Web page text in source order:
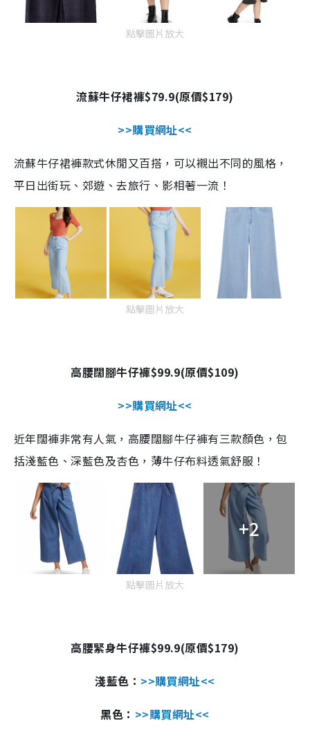
點擊圖片放大
流蘇牛仔裙褲$79.9(原價$179)
>>購買網址<<
流蘇牛仔裙褲款式休閒又百搭，可以襯出不同的風格，
平日出街玩、郊遊、去旅行、影相著一流！
點擊圖片放大
高腰闊腳牛仔褲$99.9(原價$109)
>>購買網址<<
近年闊褲非常有人氣，高腰闊腳牛仔褲有三款顏色，包
括淺藍色、深藍色及杏色，薄牛仔布料透氣舒服！
+2
點擊圖片放大
高腰緊身牛仔褲$99.9(原價$179)
淺藍色： >>購買網址<<
黑色： >>購買網址<<